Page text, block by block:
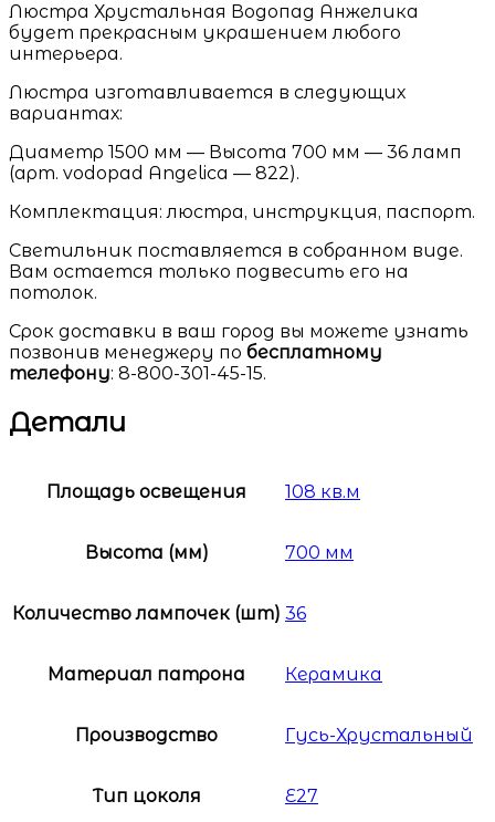
Люстра Хрустальная Водопад Анжелика
будет прекрасным украшением любого
интерьера.
Люстра изготавливается в следующих
вариантах:
Диаметр 1500 мм — Высота 700 мм — 36 ламп
(арт. vodopad Angelica — 822).
Комплектация: люстра, инструкция, паспорт.
Светильник поставляется в собранном виде.
Вам остается только подвесить его на
потолок.
Срок доставки в ваш город вы можете узнать
позвонив менеджеру по бесплатному
телефону: 8-800-301-45-15.
Детали
Площадь освещения 108 кв.м
Высота (мм) 700 мм
Количество лампочек (шт) 36
Материал патрона Керамика
Производство Гусь-Хрустальный
Тип цоколя Е27